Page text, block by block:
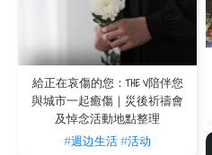
如果您入住 V Causeway Bay，只需步行
的怡和午炮。您可以轻松前往避风塘堤坝
欣赏怡和午炮的传统鸣放仪式，感受香港
The V Causeway Bay 服
升我在香港的住宿体验？
V Causeway Bay 及 V Causeway Bay 2 提
间住宅都备有高级法国厨具，满足住客入厨
享用极速网络 。无论您是花了一整天探索
程外的核心购物区血拼，回到 The V，您都
給正在哀傷的您：THE V陪伴您
與城市一起癒傷｜災後祈禱會
及悼念活動地點整理
#週边生活#活动